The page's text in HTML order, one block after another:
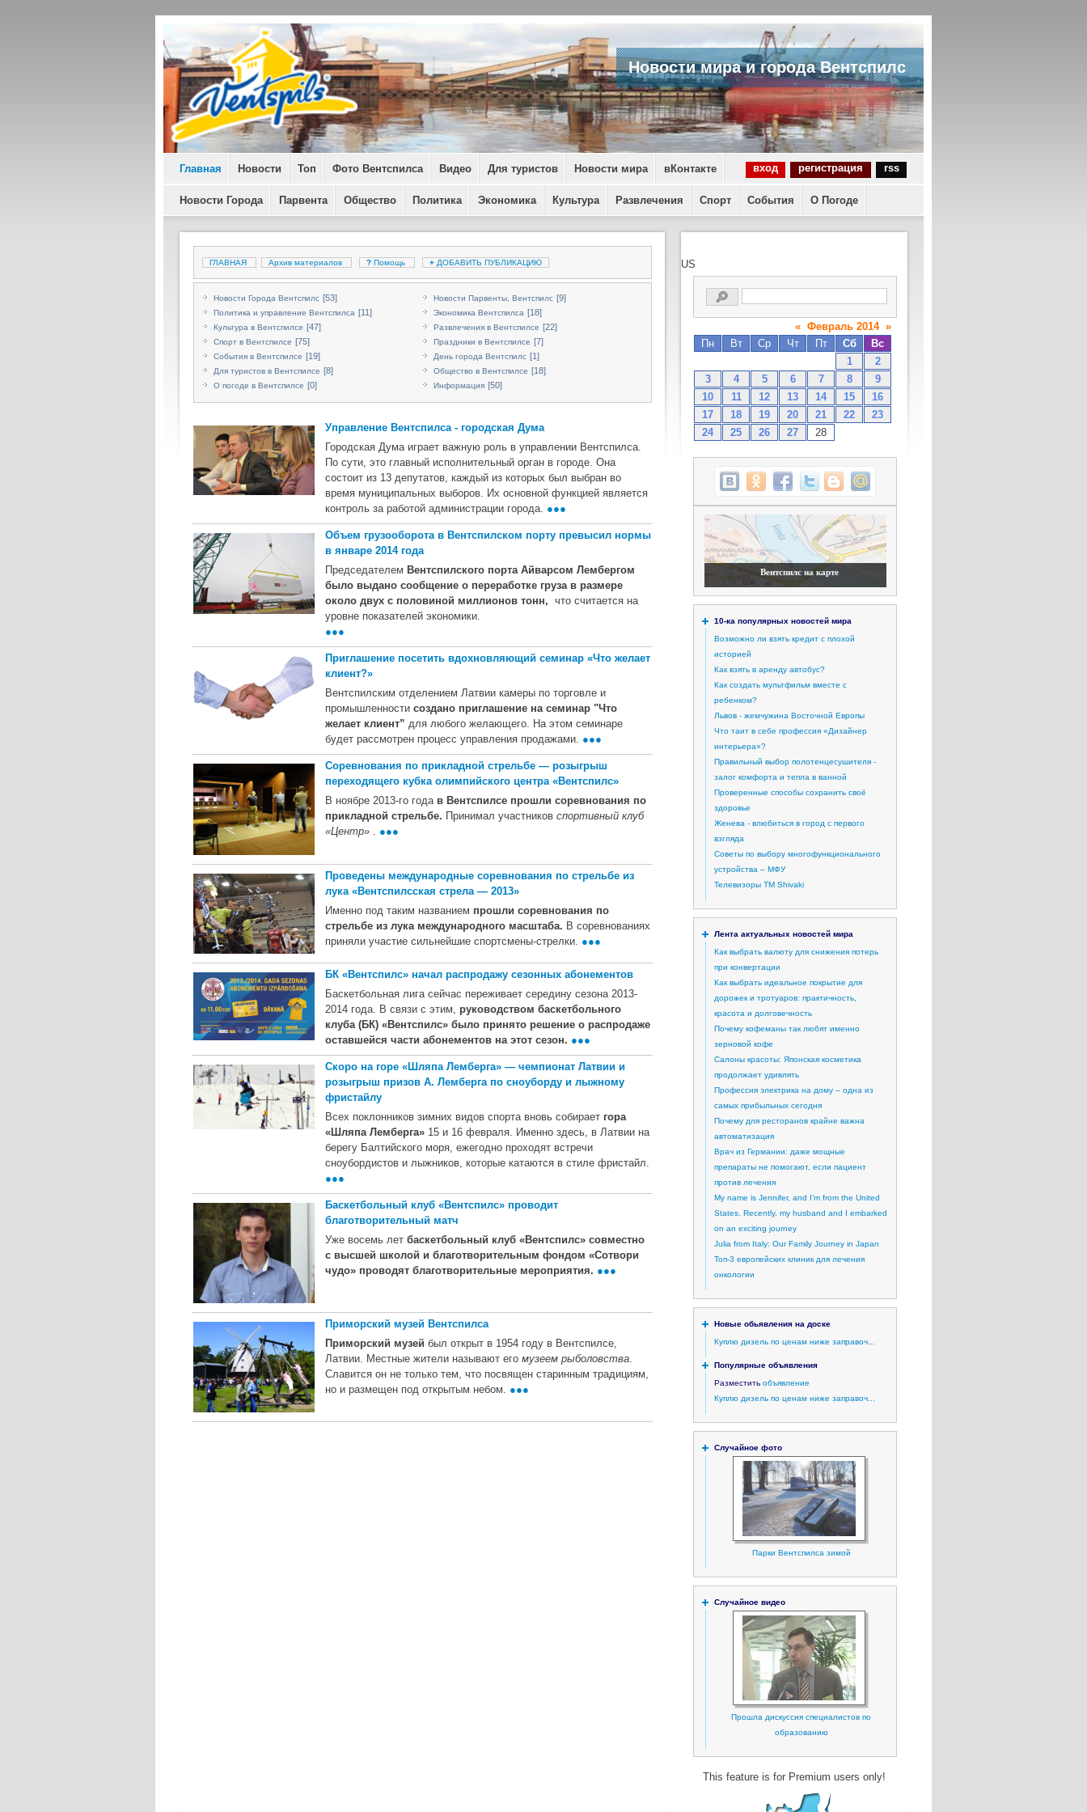
Новости мира и города Вентспилс
Главная Новости Топ Фото Вентспилса Видео Для туристов Новости мира вКонтакте вход регистрация rss
Новости Города Парвента Общество Политика Экономика Культура Развлечения Спорт События О Погоде
ГЛАВНАЯ Архив материалов ? Помощь + ДОБАВИТЬ ПУБЛИКАЦИЮ
Новости Города Вентспилс [53] Новости Парвенты, Вентспилс [9]
Политика и управление Вентспилса [11] Экономика Вентспилса [18]
Культура в Вентспилсе [47] Развлечения в Вентспилсе [22]
Спорт в Вентспилсе [75] Праздники в Вентспилсе [7]
События в Вентспилсе [19] День города Вентспилс [1]
Для туристов в Вентспилсе [8] Общество в Вентспилсе [18]
О погоде в Вентспилсе [0] Информация [50]
Управление Вентспилсa - городская Дума
Городская Дума играет важную роль в управлении Вентспилса.
По сути, это главный исполнительный орган в городе. Она
состоит из 13 депутатов, каждый из которых был выбран во
время муниципальных выборов. Их основной функцией является
контроль за работой администрации города. ●●●
Объем грузооборота в Вентспилском порту превысил нормы
в январе 2014 года
Председателем Вентспилского порта Айварсом Лембергом
было выдано сообщение о переработке груза в размере
около двух с половиной миллионов тонн, что считается на
уровне показателей экономики.
●●●
Приглашение посетить вдохновляющий семинар «Что желает
клиент?»
Вентспилским отделением Латвии камеры по торговле и
промышленности создано приглашение на семинар "Что
желает клиент” для любого желающего. На этом семинаре
будет рассмотрен процесс управления продажами. ●●●
Соревнования по прикладной стрельбе — розыгрыш
переходящего кубка олимпийского центра «Вентспилс»
В ноябре 2013-го года в Вентспилсе прошли соревнования по
прикладной стрельбе. Принимал участников спортивный клуб
«Центр» . ●●●
Проведены международные соревнования по стрельбе из
лука «Вентспилсская стрела — 2013»
Именно под таким названием прошли соревнования по
стрельбе из лука международного масштаба. В соревнованиях
приняли участие сильнейшие спортсмены-стрелки. ●●●
БК «Вентспилс» начал распродажу сезонных абонементов
Баскетбольная лига сейчас переживает середину сезона 2013-
2014 года. В связи с этим, руководством баскетбольного
клуба (БК) «Вентспилс» было принято решение о распродаже
оставшейся части абонементов на этот сезон. ●●●
Скоро на горе «Шляпа Лемберга» — чемпионат Латвии и
розыгрыш призов А. Лемберга по сноуборду и лыжному
фристайлу
Всех поклонников зимних видов спорта вновь собирает гора
«Шляпа Лемберга» 15 и 16 февраля. Именно здесь, в Латвии на
берегу Балтийского моря, ежегодно проходят встречи
сноубордистов и лыжников, которые катаются в стиле фристайл.
●●●
Баскетбольный клуб «Вентспилс» проводит
благотворительный матч
Уже восемь лет баскетбольный клуб «Вентспилс» совместно
с высшей школой и благотворительным фондом «Сотвори
чудо» проводят благотворительные мероприятия. ●●●
Приморский музей Вентспилса
Приморский музей был открыт в 1954 году в Вентспилсе,
Латвии. Местные жители называют его музеем рыболовства
Славится он не только тем, что посвящен старинным традициям,
но и размещен под открытым небом. ●●●
US
« Февраль 2014 »
Пн
Вт Ср Чт Пт Сб
Вс
1
2
3
4 5 6 7 8
9
10
11 12 13 14 15
16
17
18 19 20 21 22
23
24
25 26 27 28
Вентспилс на карте
10-ка популярных новостей мира
Возможно ли взять кредит с плохой
историей
Как взять в аренду автобус?
Как создать мультфильм вместе с
ребенком?
Львов - жемчужина Восточной Европы
Что таит в себе профессия «Дизайнер
интерьера»?
Правильный выбор полотенцесушителя -
залог комфорта и тепла в ванной
Проверенные способы сохранить своё
здоровье
Женева - влюбиться в город с первого
взгляда
Советы по выбору многофункционального
устройства – МФУ
Телевизоры ТМ Shivaki
Лента актуальных новостей мира
Как выбрать валюту для снижения потерь
при конвертации
Как выбрать идеальное покрытие для
дорожек и тротуаров: практичность,
красота и долговечность
Почему кофеманы так любят именно
зерновой кофе
Салоны красоты: Японская косметика
продолжает удивлять
Профессия электрика на дому – одна из
самых прибыльных сегодня
Почему для ресторанов крайне важна
автоматизация
Врач из Германии: даже мощные
препараты не помогают, если пациент
против лечения
My name is Jennifer, and I’m from the United
States. Recently, my husband and I embarked
on an exciting journey
Julia from Italy: Our Family Journey in Japan
Топ-3 европейских клиник для лечения
онкологии
Новые обьявления на доске
Куплю дизель по ценам ниже заправоч...
Популярные объявления
Разместить объявление
Куплю дизель по ценам ниже заправоч...
Случайное фото
Парки Вентспилса зимой
Случайное видео
Прошла дискуссия специалистов по
образованию
This feature is for Premium users only!